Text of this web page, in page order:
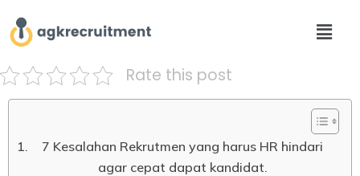
Rate this post
7 Kesalahan Rekrutmen yang harus HR hindari
agar cepat dapat kandidat.